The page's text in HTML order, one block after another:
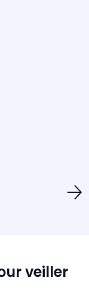
veiller